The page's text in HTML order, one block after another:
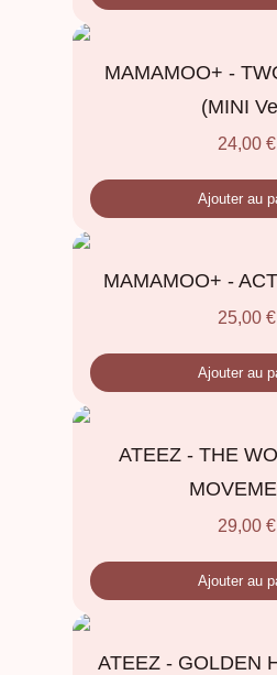
MAMAMOO+ -
(MINI
24,00 €
Ajouter au
MAMAMOO+ -
25,00 €
Ajouter au
ATEEZ - THE
29,00 €
Ajouter au
ATEEZ - GOLDEN